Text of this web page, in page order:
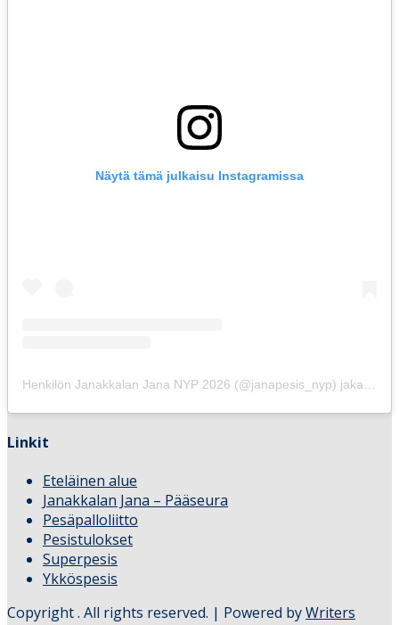
Näytä tämä julkaisu Instagramissa
Henkilön Janakkalan Jana NYP 2026 (@janapesis_nyp) jakama julkaisu
Linkit
Eteläinen alue
Janakkalan Jana – Pääseura
Pesäpalloliitto
Pesistulokset
Superpesis
Ykköspesis
Copyright. All rights reserved. | Powered byWriters